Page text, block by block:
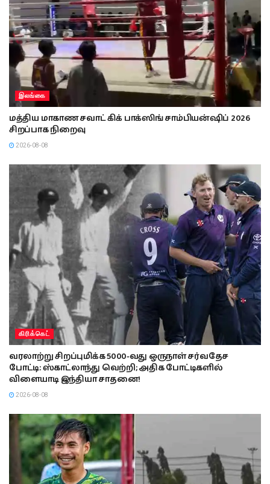
இலங்கை
மத்திய மாகாண சவாட் கிக் பாக்ஸிங் சாம்பியன்ஷிப் 2026
சிறப்பாக நிறைவு
2026-08-08
கிரிக்கெட்
வரலாற்று சிறப்புமிக்க 5000-வது ஒருநாள் சர்வதேச
போட்டி: ஸ்காட்லாந்து வெற்றி; அதிக போட்டிகளில்
விளையாடி இந்தியா சாதனை!
2026-08-08